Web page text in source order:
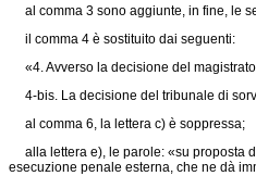
al comma 3 sono aggiunte, in fine, le
il comma 4 è sostituito dai seguenti:
«4. Avverso la decisione del
4-bis. La decisione del tribunale di
al comma 6, la lettera c) è soppressa;
alla lettera e), le parole: «su proposta
esecuzione penale esterna, che ne dà